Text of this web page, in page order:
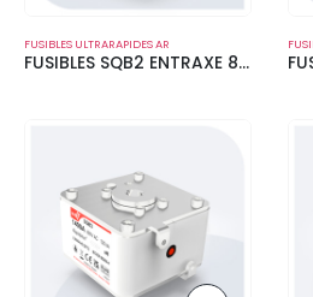
FUSIBLES ULTRARAPIDES AR
FUSIBLES SQB2 ENTRAXE 80 MM 690V